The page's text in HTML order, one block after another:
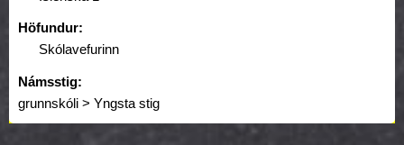
Höfundur:
Skólavefurinn
Námsstig:
grunnskóli > Yngsta stig